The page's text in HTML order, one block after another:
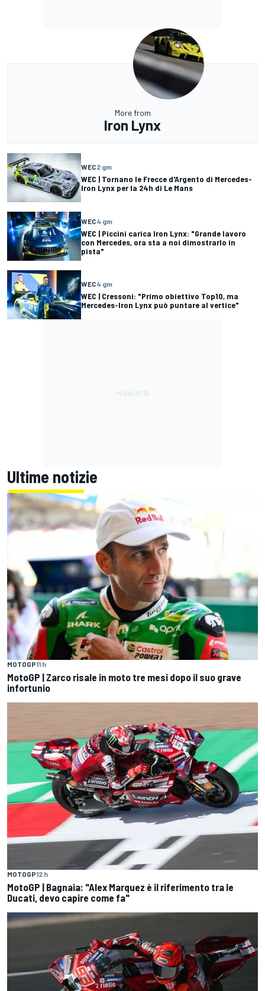
More from
Iron Lynx
WEC2 gm
WEC | Tornano le Frecce d'Argento di Mercedes-
Iron Lynx per la 24h di Le Mans
WEC4 gm
WEC | Piccini carica Iron Lynx: "Grande lavoro
con Mercedes, ora sta a noi dimostrarlo in
pista"
WEC4 gm
WEC | Cressoni: "Primo obiettivo Top10, ma
Mercedes-Iron Lynx può puntare al vertice"
Ultime notizie
MOTOGP11 h
MotoGP | Zarco risale in moto tre mesi dopo il suo grave
infortunio
MOTOGP12 h
MotoGP | Bagnaia: "Alex Marquez è il riferimento tra le
Ducati, devo capire come fa"